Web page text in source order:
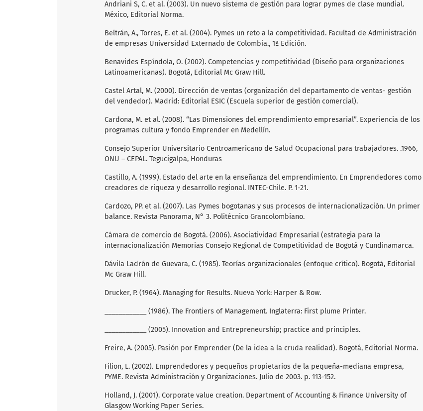
Andriani S, C. et al. (2003). Un nuevo sistema de gestión para lograr pymes de clase mundial.
México, Editorial Norma.
Beltrán, A., Torres, E. et al. (2004). Pymes un reto a la competitividad. Facultad de Administración
de empresas Universidad Externado de Colombia., 1ª Edición.
Benavides Espíndola, O. (2002). Competencias y competitividad (Diseño para organizaciones
Latinoamericanas). Bogotá, Editorial Mc Graw Hill.
Castel Artal, M. (2000). Dirección de ventas (organización del departamento de ventas- gestión
del vendedor). Madrid: Editorial ESIC (Escuela superior de gestión comercial).
Cardona, M. et al. (2008). “Las Dimensiones del emprendimiento empresarial”. Experiencia de los
programas cultura y fondo Emprender en Medellín.
Consejo Superior Universitario Centroamericano de Salud Ocupacional para trabajadores. .1966,
ONU – CEPAL. Tegucigalpa, Honduras
Castillo, A. (1999). Estado del arte en la enseñanza del emprendimiento. En Emprendedores como
creadores de riqueza y desarrollo regional. INTEC-Chile. P. 1-21.
Cardozo, PP. et al. (2007). Las Pymes bogotanas y sus procesos de internacionalización. Un primer
balance. Revista Panorama, N° 3. Politécnico Grancolombiano.
Cámara de comercio de Bogotá. (2006). Asociatividad Empresarial (estrategia para la
internacionalización Memorias Consejo Regional de Competitividad de Bogotá y Cundinamarca.
Dávila Ladrón de Guevara, C. (1985). Teorías organizacionales (enfoque crítico). Bogotá, Editorial
Mc Graw Hill.
Drucker, P. (1964). Managing for Results. Nueva York: Harper & Row.
____________ (1986). The Frontiers of Management. Inglaterra: First plume Printer.
____________ (2005). Innovation and Entrepreneurship; practice and principles.
Freire, A. (2005). Pasión por Emprender (De la idea a la cruda realidad). Bogotá, Editorial Norma.
Filion, L. (2002). Emprendedores y pequeños propietarios de la pequeña-mediana empresa,
PYME. Revista Administración y Organizaciones. Julio de 2003. p. 113-152.
Holland, J. (2001). Corporate value creation. Department of Accounting & Finance University of
Glasgow Working Paper Series.